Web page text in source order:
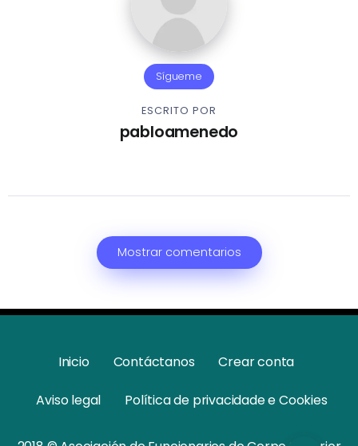
Sígueme
ESCRITO POR
pabloamenedo
Mostrar comentarios
Inicio Contáctanos Crear conta
Aviso legal Política de privacidade e Cookies